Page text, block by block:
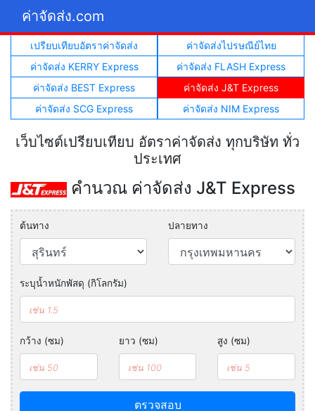
ค่าจัดส่ง.com
เปรียบเทียบอัตราค่าจัดส่ง
ค่าจัดส่งไปรษณีย์ไทย
ค่าจัดส่ง KERRY Express
ค่าจัดส่ง FLASH Express
ค่าจัดส่ง BEST Express
ค่าจัดส่ง J&T Express
ค่าจัดส่ง SCG Express
ค่าจัดส่ง NIM Express
เว็บไซต์เปรียบเทียบ อัตราค่าจัดส่ง ทุกบริษัท ทั่ว
ประเทศ
คำนวณ ค่าจัดส่ง J&T Express
ต้นทาง ปลายทาง
ระบุน้ำหนักพัสดุ (กิโลกรัม)
กว้าง (ซม) ยาว (ซม) สูง (ซม)
ตรวจสอบ